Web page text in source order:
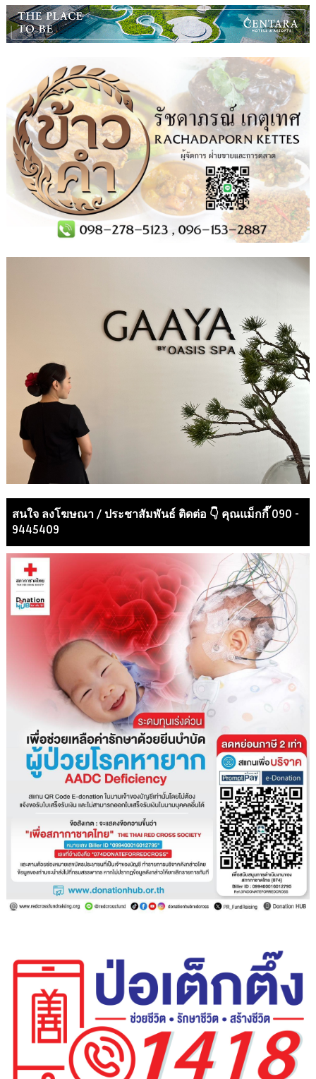
สนใจ ลงโฆษณา / ประชาสัมพันธ์ ติดต่อ 👇 คุณแม็กกี๊ 090 -
9445409